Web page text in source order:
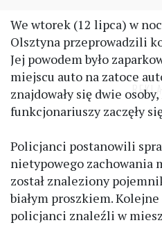
We wtorek (12 lipca) w
Olsztyna przeprowadzili
Jej powodem było
miejscu auto na zatoce
znajdowały się dwie
funkcjonariuszy zaczęły
Policjanci postanowili
nietypowego zachowania
został znaleziony
białym proszkiem.
policjanci znaleźli w